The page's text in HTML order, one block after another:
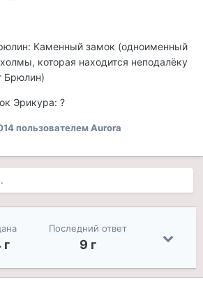
Каменный замок (одноименный
которая находится неподалёку
Брюлин)
Эрикура: ?
пользователем Aurora
г
Последний ответ
9 г